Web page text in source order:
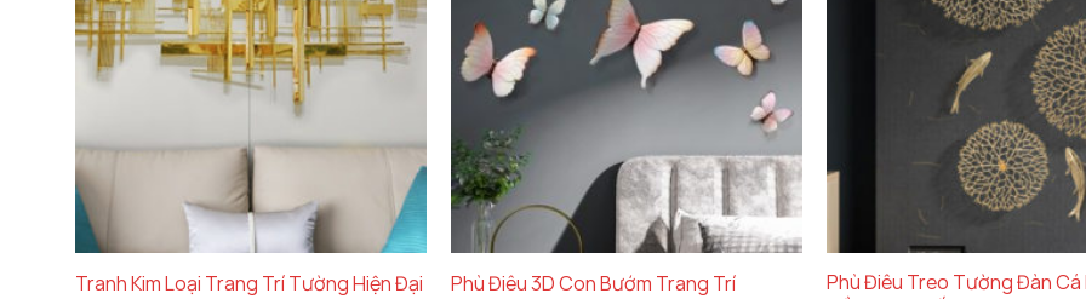
Tranh Kim Loại Trang Trí Tường Hiện Đại
Phù Điêu 3D Con Bướm Trang Trí
Phù Điêu Treo Tường Đàn Cá